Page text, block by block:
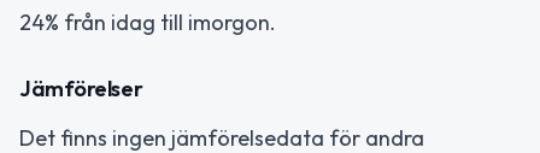
24% från idag till imorgon.
Jämförelser
Det finns ingen jämförelsedata för andra